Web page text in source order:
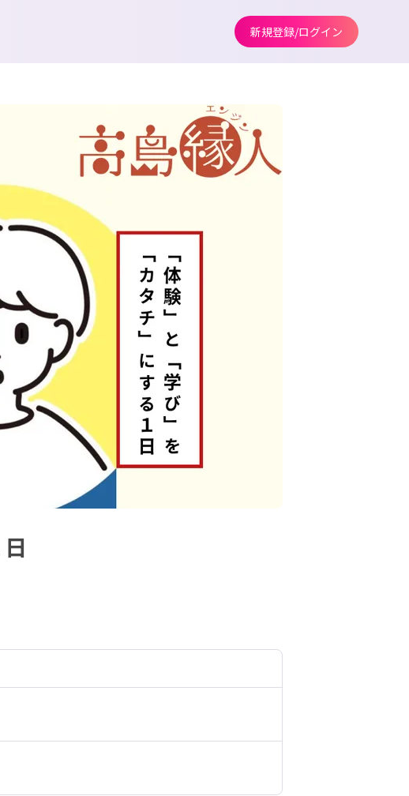
新規登録/ログイン